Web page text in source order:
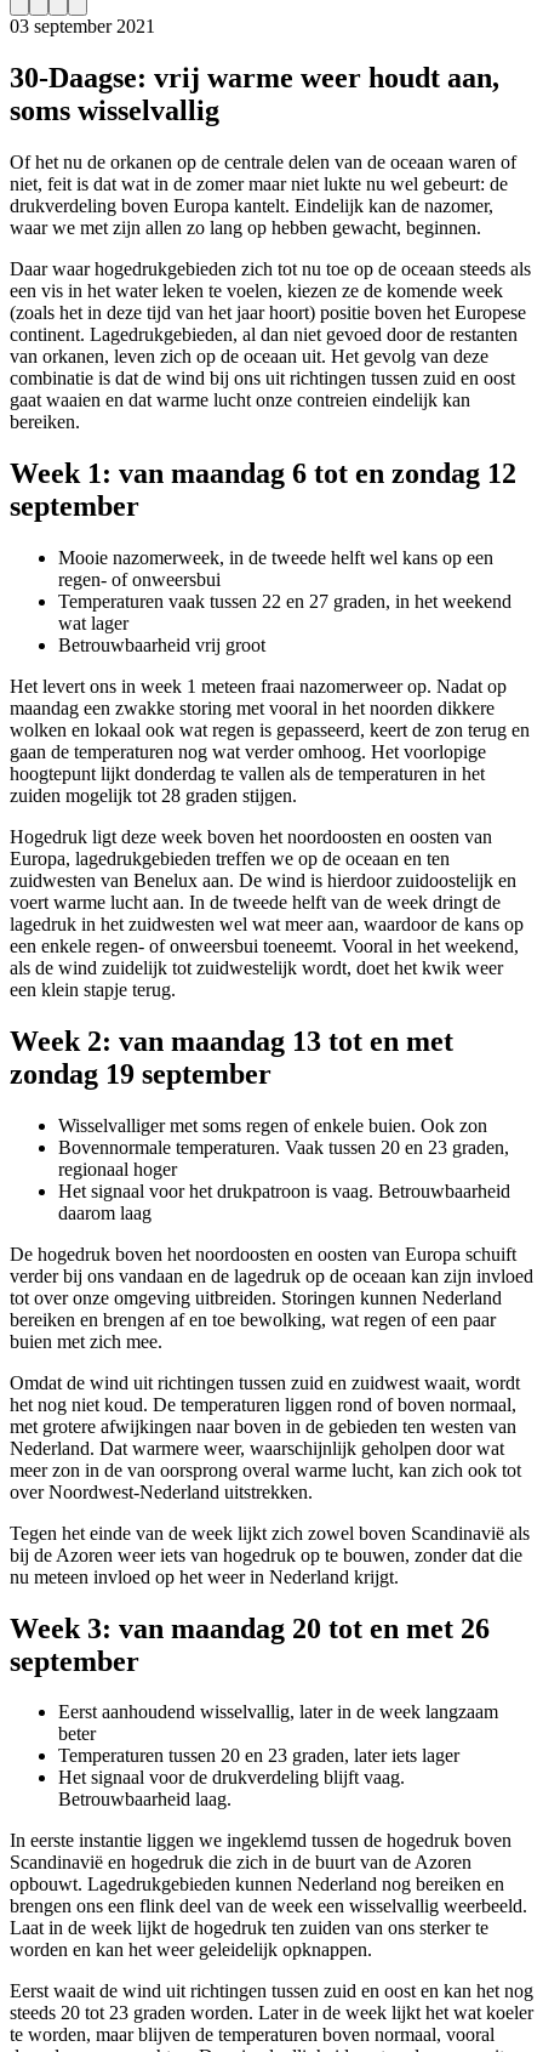
03 september 2021
30-Daagse: vrij warme weer houdt aan,
soms wisselvallig
Of het nu de orkanen op de centrale delen van de oceaan waren of
niet, feit is dat wat in de zomer maar niet lukte nu wel gebeurt: de
drukverdeling boven Europa kantelt. Eindelijk kan de nazomer,
waar we met zijn allen zo lang op hebben gewacht, beginnen.
Daar waar hogedrukgebieden zich tot nu toe op de oceaan steeds als
een vis in het water leken te voelen, kiezen ze de komende week
(zoals het in deze tijd van het jaar hoort) positie boven het Europese
continent. Lagedrukgebieden, al dan niet gevoed door de restanten
van orkanen, leven zich op de oceaan uit. Het gevolg van deze
combinatie is dat de wind bij ons uit richtingen tussen zuid en oost
gaat waaien en dat warme lucht onze contreien eindelijk kan
bereiken.
Week 1: van maandag 6 tot en zondag 12
september
Mooie nazomerweek, in de tweede helft wel kans op een
regen- of onweersbui
Temperaturen vaak tussen 22 en 27 graden, in het weekend
wat lager
Betrouwbaarheid vrij groot
Het levert ons in week 1 meteen fraai nazomerweer op. Nadat op
maandag een zwakke storing met vooral in het noorden dikkere
wolken en lokaal ook wat regen is gepasseerd, keert de zon terug en
gaan de temperaturen nog wat verder omhoog. Het voorlopige
hoogtepunt lijkt donderdag te vallen als de temperaturen in het
zuiden mogelijk tot 28 graden stijgen.
Hogedruk ligt deze week boven het noordoosten en oosten van
Europa, lagedrukgebieden treffen we op de oceaan en ten
zuidwesten van Benelux aan. De wind is hierdoor zuidoostelijk en
voert warme lucht aan. In de tweede helft van de week dringt de
lagedruk in het zuidwesten wel wat meer aan, waardoor de kans op
een enkele regen- of onweersbui toeneemt. Vooral in het weekend,
als de wind zuidelijk tot zuidwestelijk wordt, doet het kwik weer
een klein stapje terug.
Week 2: van maandag 13 tot en met
zondag 19 september
Wisselvalliger met soms regen of enkele buien. Ook zon
Bovennormale temperaturen. Vaak tussen 20 en 23 graden,
regionaal hoger
Het signaal voor het drukpatroon is vaag. Betrouwbaarheid
daarom laag
De hogedruk boven het noordoosten en oosten van Europa schuift
verder bij ons vandaan en de lagedruk op de oceaan kan zijn invloed
tot over onze omgeving uitbreiden. Storingen kunnen Nederland
bereiken en brengen af en toe bewolking, wat regen of een paar
buien met zich mee.
Omdat de wind uit richtingen tussen zuid en zuidwest waait, wordt
het nog niet koud. De temperaturen liggen rond of boven normaal,
met grotere afwijkingen naar boven in de gebieden ten westen van
Nederland. Dat warmere weer, waarschijnlijk geholpen door wat
meer zon in de van oorsprong overal warme lucht, kan zich ook tot
over Noordwest-Nederland uitstrekken.
Tegen het einde van de week lijkt zich zowel boven Scandinavië als
bij de Azoren weer iets van hogedruk op te bouwen, zonder dat die
nu meteen invloed op het weer in Nederland krijgt.
Week 3: van maandag 20 tot en met 26
september
Eerst aanhoudend wisselvallig, later in de week langzaam
beter
Temperaturen tussen 20 en 23 graden, later iets lager
Het signaal voor de drukverdeling blijft vaag.
Betrouwbaarheid laag.
In eerste instantie liggen we ingeklemd tussen de hogedruk boven
Scandinavië en hogedruk die zich in de buurt van de Azoren
opbouwt. Lagedrukgebieden kunnen Nederland nog bereiken en
brengen ons een flink deel van de week een wisselvallig weerbeeld.
Laat in de week lijkt de hogedruk ten zuiden van ons sterker te
worden en kan het weer geleidelijk opknappen.
Eerst waait de wind uit richtingen tussen zuid en oost en kan het nog
steeds 20 tot 23 graden worden. Later in de week lijkt het wat koeler
te worden, maar blijven de temperaturen boven normaal, vooral